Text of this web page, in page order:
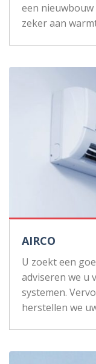
een nieuwbouw
zeker aan
AIRCO
U zoekt een
adviseren we u
systemen.
herstellen we